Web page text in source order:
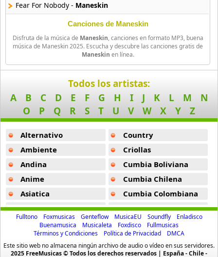
Bikeride
61 músicas online
Billie Eilish
Black Dub
11 músicas online
Blackbird Blackbird
Bob
9 músicas online
Bruno Mars
47 músicas online
Camila Cabello
Fear For Nobody - Maneskin
If I Can Dream -Maneskin
Own My Mind -Maneskin
Maneskin
Ventanni -
Maneskin
New Song -Maneskin
Laltra Dimensione -
Maneskin
Moriro Da Re -
Torna A Casa -
Vengo Dalla Luna -Maneskin
La Fine -Maneskin
Supermodel -Maneskin
Canciones de Maneskin
Disfruta de la música de Maneskin, canciones en formato MP3, buena
música de Maneskin 2025. Escucha y descubre las canciones gratis de
Maneskin en línea.
Todos los artistas:
A
B C D E F G H I J K L M
N
O
P Q R S T U V W X Y Z
Alternativo
Ambiente
Andina
Anime
Asiatica
Atevip
Bachatas
Baladas
Baladas De Oro
Country
Criollas
Cumbia Boliviana
Cumbia Chilena
Cumbia Colombiana
Cumbia Ecuatoriana
Cumbia Mexicana
Cumbia Pop
Cumbia Surena
Fulltono Foxmusicas Genteflow MusicaEU Soundfly
Enladisco
Buenamusica
Musicaleta Foxdisco
Fullmusicas
Términos y Condiciones
Política de Privacidad
DMCA
Este sitio web no almacena ningún archivo de audio o vídeo en sus servidores.
2025 FreeMusicas © Todos los derechos reservados | España - Chile -